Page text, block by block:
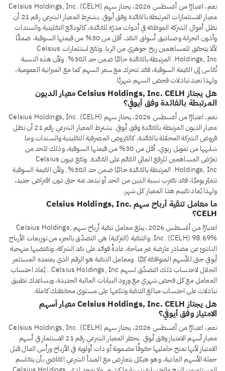
نعم، اعتبارًا من أغسطس 2026، يجتاز سهم Celsius Holdings, Inc. (CELH)
معيار الاستثمارات المرتبطة بالفائدة وفق أيوفي. يشترط المعيار الشرعي رقم 21 أن
تظل أموال الشركة الموظفة في أدوات مدرّة للفائدة، كالودائع التقليدية والسندات
وأذون الخزانة وصناديق أسواق النقد، أقل من 30% من قيمتها السوقية، ضمانًا
لألا يتحقق للمساهمين ربح جوهري من الربا. وتقع استثمارات Celsius
Holdings, Inc. المرتبطة بالفائدة حاليًا ضمن حد الـ30%. ولأن هذه النسبة
تُقاس إلى القيمة السوقية، فقد تتحرك مع سعر السهم كما مع الميزانية العمومية،
ولهذا تعيد تبادلات فحص السهم شهريًا.
هل يجتاز Celsius Holdings, Inc. CELH معيار الديون
المرتبطة بالفائدة وفق أيوفي؟
نعم، اعتبارًا من أغسطس 2026، يجتاز سهم Celsius Holdings, Inc. (CELH)
معيار الديون المرتبطة بالفائدة وفق أيوفي. يشترط المعيار الشرعي رقم 21 أن تظل
قروض الشركة المحمّلة بالفائدة، كالقروض المصرفية التقليدية والسندات وما
شابهها من تمويل ربوي، أقل من 30% من قيمتها السوقية، وذلك للحد من
تعرّض المساهمين للرفع المالي القائم على الفائدة. وتقع ديون Celsius
Holdings, Inc. المرتبطة بالفائدة حاليًا ضمن حد الـ30%. ولأن القيمة السوقية
تتغيّر يوميًا، فقد تقترب نسبة الدين من الحد أو تبتعد عنه حتى دون اقتراض جديد،
ولهذا يُعاد تقييم هذا المعيار كل شهر.
ما معامل تنقية أرباح سهم Celsius Holdings, Inc.
CELH؟
اعتبارًا من أغسطس 2026، يبلغ معامل تنقية أرباح سهم Celsius Holdings,
Inc. (CELH) 98.69%. والتنقية (التزكية) هي التصدّق بالجزء من توزيعات الأرباح
الناشئ عن مصادر عارضة غير مباحة، عادةً فوائد على نقد الشركة، وتقتضيها منهجية
أيوفي حتى للأسهم المتوافقة كليًا. ومعامل التنقية هو الرقم الذي يعتمده المستثمر
الحلال لاحتساب ذلك التصدّق لسهم Celsius Holdings, Inc.. يُعاد احتساب
المعامل مع كل فحص شهري مع ورود البيانات المالية الجديدة، ويساعدك تطبيق
تبادلات على احتساب مبالغ التنقية وتتبّعها على مستوى محفظتك كاملة.
هل يجتاز Celsius Holdings, Inc. CELH معيار أسهم
الامتياز وفق أيوفي؟
نعم، اعتبارًا من أغسطس 2026، يجتاز سهم Celsius Holdings, Inc. (CELH)
معيار أسهم الامتياز وفق أيوفي. يحظر المعيار الشرعي رقم 21 الاستثمار في أسهم
الامتياز لأنها تمنح حامليها حقوقًا مضمونة أو ذات أولوية في الأرباح ورأس المال قبل
حملة الأسهم العادية، وهو هيكل يتعارض مع المبدأ الشرعي القاضي بأن يتقاسم